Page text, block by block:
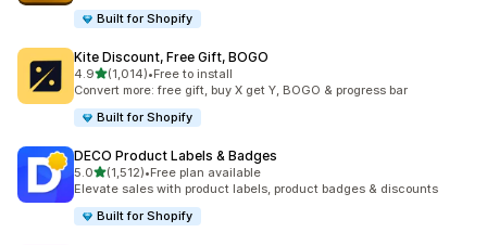
Built for Shopify
Kite Discount, Free Gift, BOGO
4.95つ星中
(1,014)
合計レビュー数：1014件
•Free to install
Convert more: free gift, buy X get Y, BOGO & progress bar
Built for Shopify
DECO Product Labels & Badges
5.05つ星中
(1,512)
合計レビュー数：1512件
•Free plan available
Elevate sales with product labels, product badges & discounts
Built for Shopify